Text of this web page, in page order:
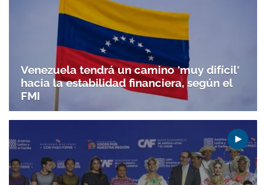
Venezuela tendrá un camino 'muy difícil'
hacia la estabilidad financiera, según el
FMI